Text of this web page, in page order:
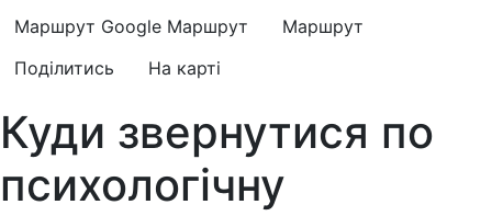
Маршрут Google Маршрут
Маршрут
Поділитись
На карті
Куди звернутися по
психологічну